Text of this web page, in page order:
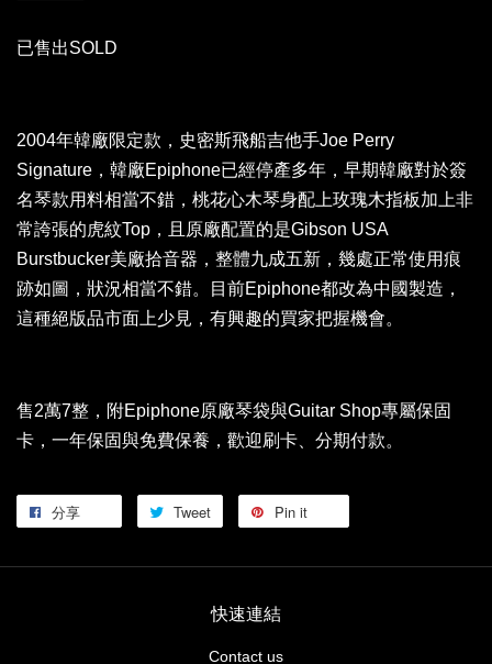
已售出SOLD
2004年韓廠限定款，史密斯飛船吉他手Joe Perry
Signature，韓廠Epiphone已經停產多年，早期韓廠對於簽
名琴款用料相當不錯，桃花心木琴身配上玫瑰木指板加上非
常誇張的虎紋Top，且原廠配置的是Gibson USA
Burstbucker美廠拾音器，整體九成五新，幾處正常使用痕
跡如圖，狀況相當不錯。目前Epiphone都改為中國製造，
這種絕版品市面上少見，有興趣的買家把握機會。
售2萬7整，附Epiphone原廠琴袋與Guitar Shop專屬保固
卡，一年保固與免費保養，歡迎刷卡、分期付款。
分享 Tweet Pin it
快速連結
Contact us